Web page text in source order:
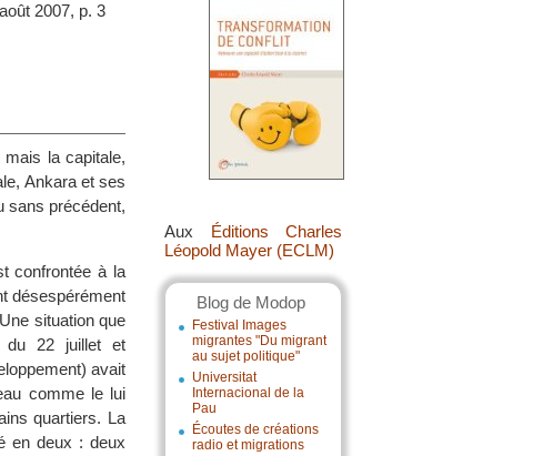
Aux Éditions Charles
Léopold Mayer (ECLM)
Blog de Modop
Festival Images
migrantes "Du migrant
au sujet politique"
Universitat
Internacional de la
Pau
Écoutes de créations
radio et migrations
2007, p. 3
la capitale,
Ankara et ses
sans précédent,
confrontée à la
désespérément
situation que
du 22 juillet et
avait
comme le lui
quartiers. La
en deux : deux